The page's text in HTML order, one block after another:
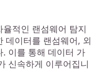
적인 랜섬웨어 탐지
데이터를 랜섬웨어, 외
이를 통해 데이터 가
신속하게 이루어집니